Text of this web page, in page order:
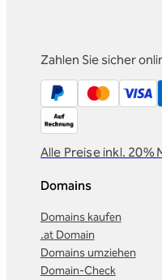
Zahlen Sie sicher
Alle Preise inkl. 20%
Domains
Domains kaufen
.at Domain
Domains umziehen
Domain-Check